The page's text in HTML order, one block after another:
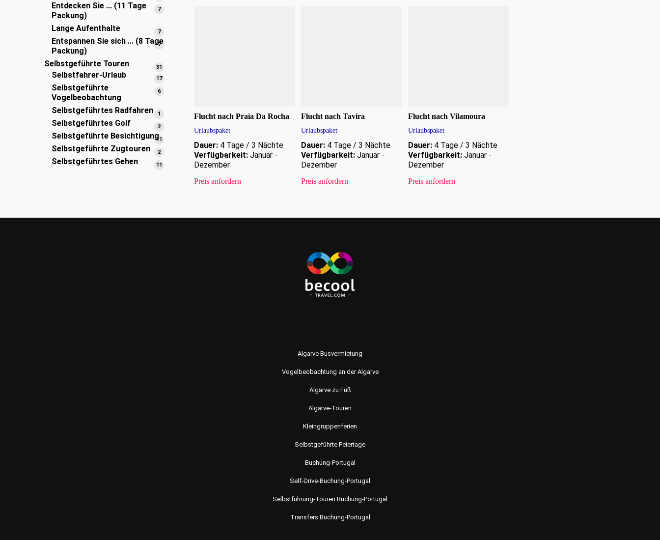
Entdecken Sie ... (11 Tage
Packung)
77
Lange Aufenthalte 77
Produkte
Entspannen Sie sich ... (8 Tage
Packung)
77
Selbstgeführte Touren 31
Produkte
Selbstfahrer-Urlaub 1717
Selbstgeführte
Vogelbeobachtung
66
Selbstgeführtes Radfahren 1
Selbstgeführtes Golf 22
Selbstgeführte Besichtigung11
Selbstgeführte Zugtouren 22
Selbstgeführtes Gehen 11
Flucht nach Praia Da Rocha
Urlaubspaket
Dauer: 4 Tage / 3 Nächte
Verfügbarkeit: Januar -
Dezember
Preis anfordern
Flucht nach Tavira
Urlaubspaket
Dauer: 4 Tage / 3 Nächte
Verfügbarkeit: Januar -
Dezember
Preis anfordern
Flucht nach Vilamoura
Urlaubspaket
Dauer:4 Tage / 3 Nächte
Verfügbarkeit:Januar -
Dezember
Preis anfordern
Algarve Busvermietung
Vogelbeobachtung an der Algarve
Algarve zu Fuß
Algarve-Touren
Kleingruppenferien
Selbstgeführte Feiertage
Buchung-Portugal
Self-Drive-Buchung-Portugal
Selbstführung-Touren Buchung-Portugal
Transfers Buchung-Portugal